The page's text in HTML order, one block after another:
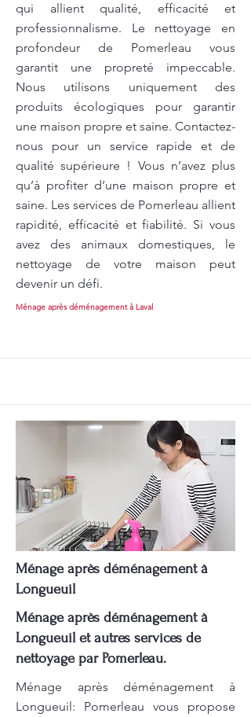
qui allient qualité, efficacité et
professionnalisme. Le nettoyage en
profondeur de Pomerleau vous
garantit une propreté impeccable.
Nous utilisons uniquement des
produits écologiques pour garantir
une maison propre et saine. Contactez-
nous pour un service rapide et de
qualité supérieure ! Vous n’avez plus
qu’à profiter d’une maison propre et
saine. Les services de Pomerleau allient
rapidité, efficacité et fiabilité. Si vous
avez des animaux domestiques, le
nettoyage de votre maison peut
devenir un défi.
Ménage après déménagement à Laval
Ménage après déménagement à
Longueuil
Ménage après déménagement à
Longueuil et autres services de
nettoyage par Pomerleau.
Ménage après déménagement à
Longueuil: Pomerleau vous propose